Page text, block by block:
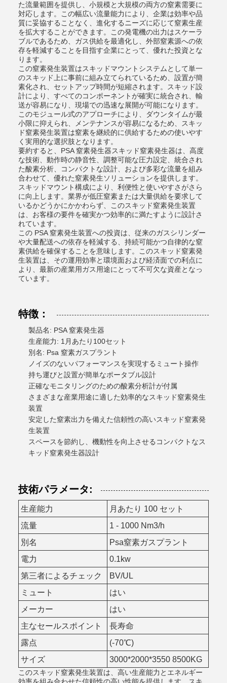
た流量範囲を提供し、小規模と大規模の両方の窒素需要に
対応します。この幅広い流量能力により、企業は効率や品
質に妥協することなく、進化するニーズに応じて窒素生産
を拡大することができます。この発電機の出力はスケーラ
ブルであるため、ガス供給を最適化し、外部窒素源への依
存を軽減することを目指す企業にとって、優れた投資とな
ります。
この窒素発生装置はスキッドマウントシステムとして単一
のスキッド上に事前に組み立てられているため、設置が簡
素化され、セットアップ時間が短縮されます。スキッド設
計により、すべてのコンポーネントが確実に統合され、輸
送が容易になり、現場での迅速な展開が可能になります。
このモジュール式のアプローチにより、ダウンタイムが最
小限に抑えられ、メンテナンスが容易になるため、スキッ
ド窒素発生装置は窒素を継続的に供給するための使いやす
く実用的な選択肢となります。
要約すると、PSA 窒素発生器スキッド窒素発生器は、高度
な技術、動作時の静音性、調整可能な圧力設定、統合され
た酸素分析、コンパクトな設計、および多彩な流量を組み
合わせて、優れた窒素発生ソリューションを提供します。
スキッドマウント構成により、利便性と使いやすさがさら
に向上します。業界が低圧窒素または大量供給を要求して
いるかどうかにかかわらず、このスキッド窒素発生装置
は、お客様の要件を確実かつ効率的に満たすように設計さ
れています。
この PSA 窒素発生装置への投資は、従来のガスシリンダー
や大量配送への依存を軽減する、持続可能かつ自律的な窒
素供給を確保することを意味します。このスキッド窒素発
生装置は、その運用効率と環境面および経済面での利点に
より、最新の産業用ガス用途にとって不可欠な資産となっ
ています。
特徴：
製品名: PSA 窒素発生器
生産能力: 1月あたり100セット
別名: Psa 窒素ガスプラント
ノイズのないパフォーマンスを実現するミュート操作
持ち運びと設置が簡単なポータブル設計
正確なモニタリングのための酸素分析計が付属
さまざまな産業用途に適した効率的なスキッド窒素発生
装置
安定した窒素出力を備えた信頼性の高いスキッド窒素発
生装置
スペースを節約し、機動性を向上させるコンパクトなス
キッド窒素発生器設計
技術パラメータ:
生産能力
月あたり 100 セット
流量
1 - 1000 Nm3/h
別名
Psa窒素ガスプラント
電力
0.1kw
第三者によるチェック
BV/UL
ミュート
はい
メーカー
はい
主なセールスポイント
長寿命
露点
(-70℃)
サイズ
3000*2000*3550 8500KG
このスキッド窒素発生装置は、高い生産能力とエネルギー